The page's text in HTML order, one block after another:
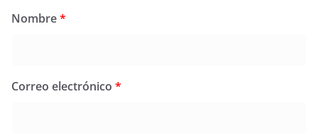
Nombre*
Correo electrónico *